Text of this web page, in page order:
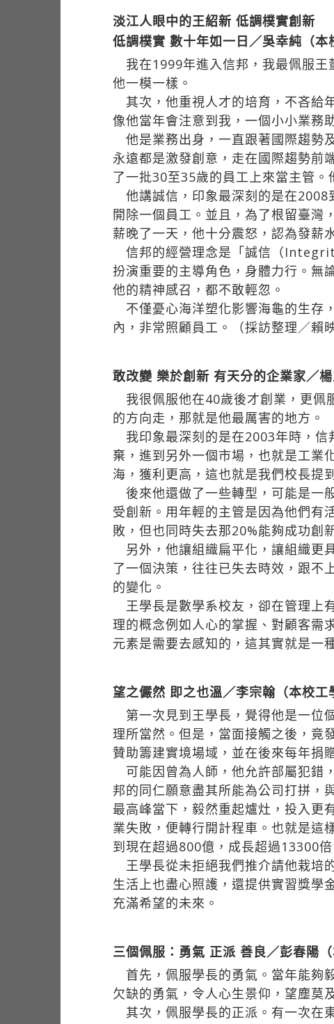
淡江人眼中的王紹新 低調樸實創新
低調樸實 數十年如一日／吳幸純（本
我在1999年進入信邦，我最佩服王
他一模一樣。
其次，他重視人才的培育，不吝給
像他當年會注意到我，一個小小業務
他是業務出身，一直跟著國際趨勢
永遠都是激發創意，走在國際趨勢前
了一批30至35歲的員工上來當主管
他講誠信，印象最深刻的是在2008
開除一個員工。並且，為了根留臺灣
薪晚了一天，他十分震怒，認為發薪
信邦的經營理念是「誠信（
扮演重要的主導角色，身體力行。無
他的精神感召，都不敢輕忽。
不僅憂心海洋塑化影響海龜的生存
內，非常照顧員工。（採訪整理／賴映
敢改變 樂於創新 有天分的企業家／楊
我很佩服他在40歲後才創業，更佩
的方向走，那就是他最厲害的地方。
我印象最深刻的是在2003年時，信
棄，進到另外一個市場，也就是工業
海，獲利更高，這也就是我們校長提
後來他還做了一些轉型，可能是一
受創新。用年輕的主管是因為他們有
敗，但也同時失去那20%能夠成功創
另外，他讓組織扁平化，讓組織更
了一個決策，往往已失去時效，跟不
的變化。
王學長是數學系校友，卻在管理上
理的概念例如人心的掌握、對顧客需
元素是需要去感知的，這其實就是一
望之儼然 即之也溫／李宗翰（本校工
第一次見到王學長，覺得他是一位
理所當然。但是，當面接觸之後，竟
贊助籌建實境場域，並在後來每年捐
可能因曾為人師，他允許部屬犯錯
邦的同仁願意盡其所能為公司打拼，
最高峰當下，毅然重起爐灶，投入更
業失敗，便轉行開計程車。也就是這
到現在超過800億，成長超過13300
王學長從未拒絕我們推介請他栽培
生活上也盡心照護，還提供實習獎學
充滿希望的未來。
三個佩服：勇氣 正派 善良／彭春陽（
首先，佩服學長的勇氣。當年能夠
欠缺的勇氣，令人心生景仰，望塵莫
其次，佩服學長的正派。有一次在